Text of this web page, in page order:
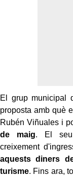
El grup municipal
proposta amb què
Rubén Viñuales i
de maig. El seu
creixement
aquests diners
turisme. Fins ara,